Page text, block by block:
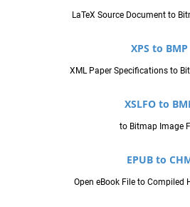
LaTeX Source Document to
XPS to BMP
XML Paper Specifications to
XSLFO to
to Bitmap Image
EPUB to
Open eBook File to Compiled